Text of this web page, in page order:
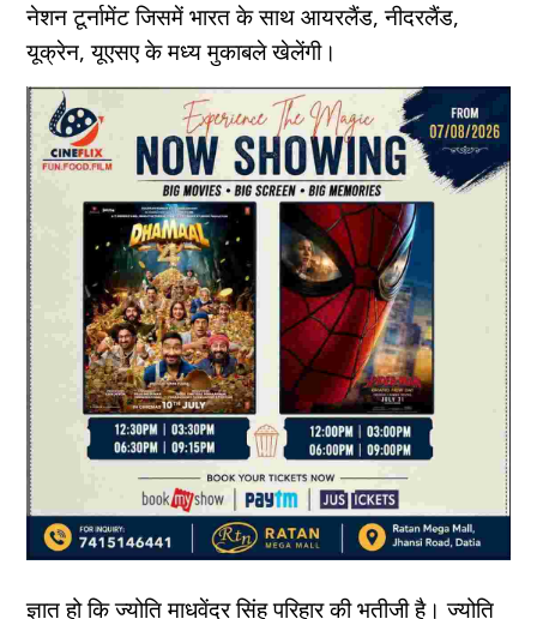
नेशन टूर्नामेंट जिसमें भारत के साथ आयरलैंड, नीदरलैंड,
यूक्रेन, यूएसए के मध्य मुकाबले खेलेंगी।
ज्ञात हो कि ज्योति माधवेंद्र सिंह परिहार की भतीजी है। ज्योति